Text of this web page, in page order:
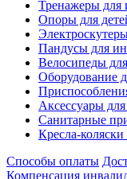
Тренажеры для
Опоры для
Пандусы для
Велосипеды
Оборудование
Аксессуары
Санитарные
Кресла-
Способы оплаты
Компенсация